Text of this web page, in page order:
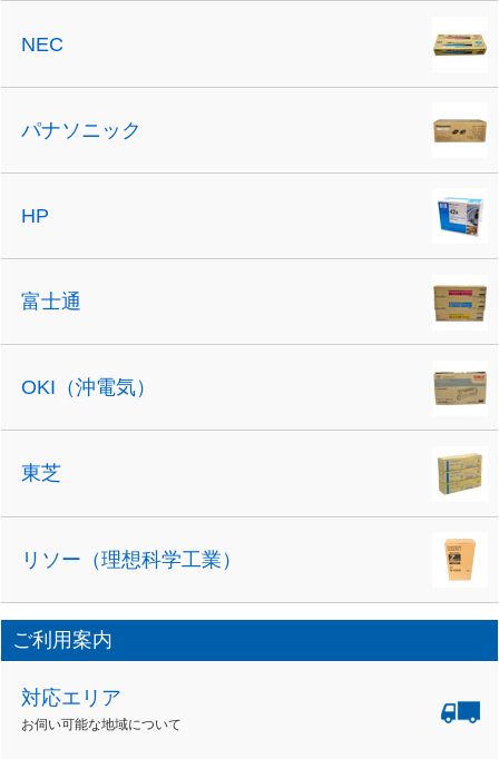
NEC
パナソニック
HP
富士通
OKI（沖電気）
東芝
リソー（理想科学工業）
ご利用案内
対応エリア
お伺い可能な地域について